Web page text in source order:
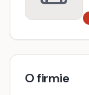
O firmie